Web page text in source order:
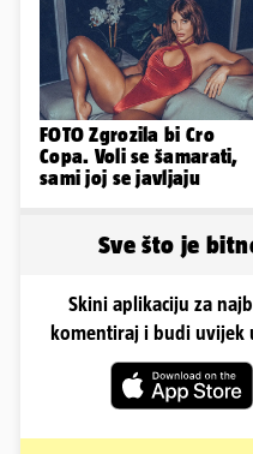
FOTO Zgrozila bi Cro
Copa. Voli se šamarati,
sami joj se javljaju
Sve što je
Skini aplikaciju za
komentiraj i budi uvijek